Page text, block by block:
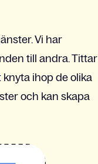
Vi har
till andra. Tittar
ihop de olika
och kan skapa